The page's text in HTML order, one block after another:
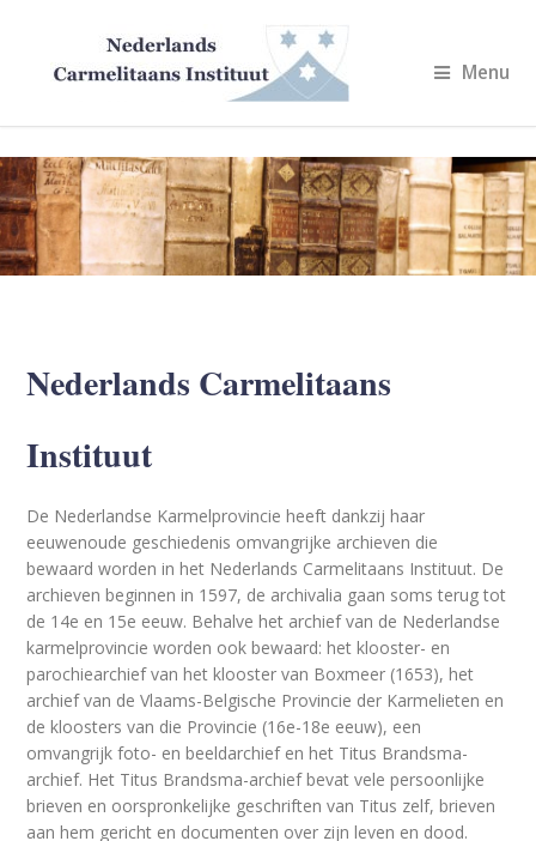
Menu
Nederlands Carmelitaans
Instituut
De Nederlandse Karmelprovincie heeft dankzij haar
eeuwenoude geschiedenis omvangrijke archieven die
bewaard worden in het Nederlands Carmelitaans Instituut. De
archieven beginnen in 1597, de archivalia gaan soms terug tot
de 14e en 15e eeuw. Behalve het archief van de Nederlandse
karmelprovincie worden ook bewaard: het klooster- en
parochiearchief van het klooster van Boxmeer (1653), het
archief van de Vlaams-Belgische Provincie der Karmelieten en
de kloosters van die Provincie (16e-18e eeuw), een
omvangrijk foto- en beeldarchief en het Titus Brandsma-
archief. Het Titus Brandsma-archief bevat vele persoonlijke
brieven en oorspronkelijke geschriften van Titus zelf, brieven
aan hem gericht en documenten over zijn leven en dood.